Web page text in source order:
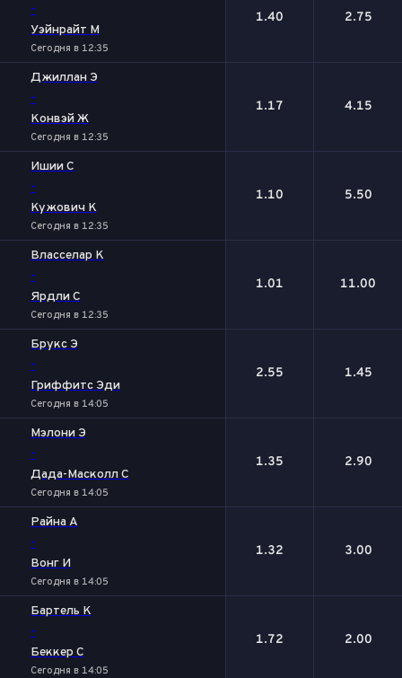
-
Уэйнрайт М
Сегодня в 12:35
1.40 2.75
Джиллан Э
-
Конвэй Ж
Сегодня в 12:35
1.17 4.15
Ишии С
-
Кужович К
Сегодня в 12:35
1.10 5.50
Власселар К
-
Ярдли С
Сегодня в 12:35
1.01 11.00
Брукс Э
-
Гриффитс Эди
Сегодня в 14:05
2.55 1.45
Мэлони Э
-
Дада-Масколл С
Сегодня в 14:05
1.35 2.90
Райна А
-
Вонг И
Сегодня в 14:05
1.32 3.00
Бартель К
-
Беккер С
Сегодня в 14:05
1.72 2.00